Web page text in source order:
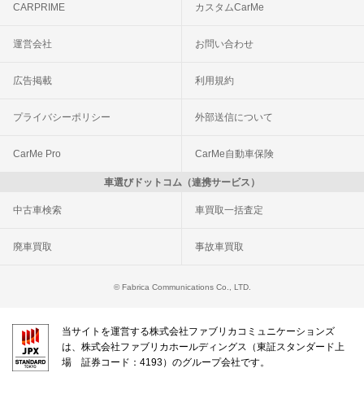
CARPRIME カスタムCarMe
運営会社 お問い合わせ
広告掲載 利用規約
プライバシーポリシー 外部送信について
CarMe Pro CarMe自動車保険
車選びドットコム（連携サービス）
中古車検索 車買取一括査定
廃車買取 事故車買取
© Fabrica Communications Co., LTD.
当サイトを運営する株式会社ファブリカコミュニケーションズ
は、株式会社ファブリカホールディングス（東証スタンダード上
場 証券コード：4193）のグループ会社です。